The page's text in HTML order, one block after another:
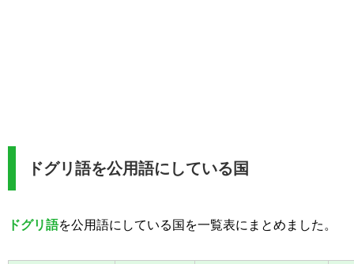
ドグリ語を公用語にしている国
ドグリ語を公用語にしている国を一覧表にまとめました。